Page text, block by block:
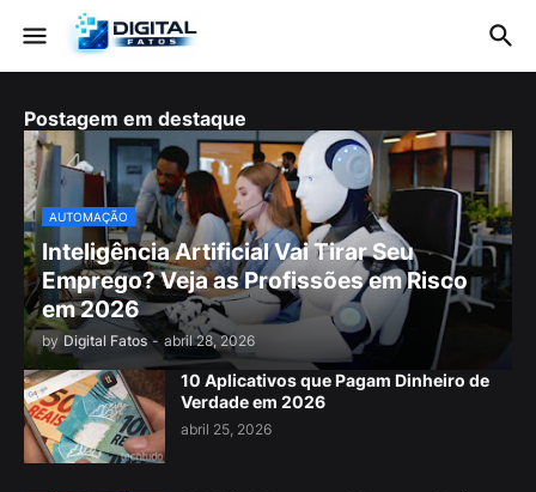
Postagem em destaque
AUTOMAÇÃO
Inteligência Artificial Vai Tirar Seu
Emprego? Veja as Profissões em Risco
em 2026
by Digital Fatos - abril 28, 2026
10 Aplicativos que Pagam Dinheiro de
Verdade em 2026
abril 25, 2026